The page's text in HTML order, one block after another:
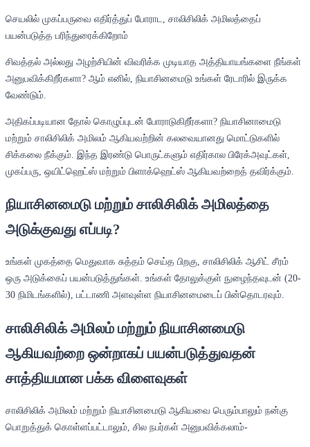
செயலில் முகப்பருவை எதிர்த்துப் போராட, சாலிசிலிக் அமிலத்தைப்
பயன்படுத்த பரிந்துரைக்கிறோம்
சிவத்தல் அல்லது அழற்சியின் விவரிக்க முடியாத அத்தியாயங்களை நீங்கள்
அனுபவிக்கிறீர்களா? ஆம் எனில், நியாசினமைடு உங்கள் ரேடாரில் இருக்க
வேண்டும்.
அதிகப்படியான தோல் கொழுப்புடன் போராடுகிறீர்களா? நியாசினாமைடு
மற்றும் சாலிசிலிக் அமிலம் ஆகியவற்றின் கலவையானது மொட்டுகளில்
சிக்கலை நீக்கும். இந்த இரண்டு பொருட்களும் எதிர்கால பிரேக்அவுட்கள்,
முகப்பரு, ஒயிட்ஹெட்ஸ் மற்றும் பிளாக்ஹெட்ஸ் ஆகியவற்றைத் தவிர்க்கும்.
நியாசினமைடு மற்றும் சாலிசிலிக் அமிலத்தை
அடுக்குவது எப்படி?
உங்கள் முகத்தை மெதுவாக சுத்தம் செய்த பிறகு, சாலிசிலிக் ஆசிட் சீரம்
ஒரு அடுக்கைப் பயன்படுத்துங்கள். உங்கள் தோலுக்குள் நுழைந்தவுடன் (20-
30 நிமிடங்களில்), பட்டாணி அளவுள்ள நியாசினமைடைப் பின்தொடரவும்.
சாலிசிலிக் அமிலம் மற்றும் நியாசினமைடு
ஆகியவற்றை ஒன்றாகப் பயன்படுத்துவதன்
சாத்தியமான பக்க விளைவுகள்
சாலிசிலிக் அமிலம் மற்றும் நியாசினமைடு ஆகியவை பெரும்பாலும் நன்கு
பொறுத்துக் கொள்ளப்பட்டாலும், சில நபர்கள் அனுபவிக்கலாம்-